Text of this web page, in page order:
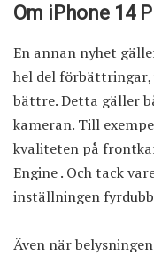
Om iPhone 14
En annan nyhet
hel del
bättre. Detta gäller
kameran. Till
kvaliteten på
Engine . Och tack
inställningen
Även när